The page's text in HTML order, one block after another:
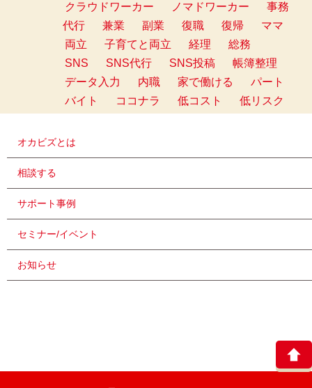
クラウドワーカー
ノマドワーカー
事務
代行
兼業 副業 復職 復帰
ママ
両立
子育てと両立 経理
総務
SNS
SNS代行 SNS投稿
帳簿整理
データ入力
内職 家で働ける
パート
バイト
ココナラ 低コスト 低リスク
オカビズとは
相談する
サポート事例
セミナー/イベント
お知らせ